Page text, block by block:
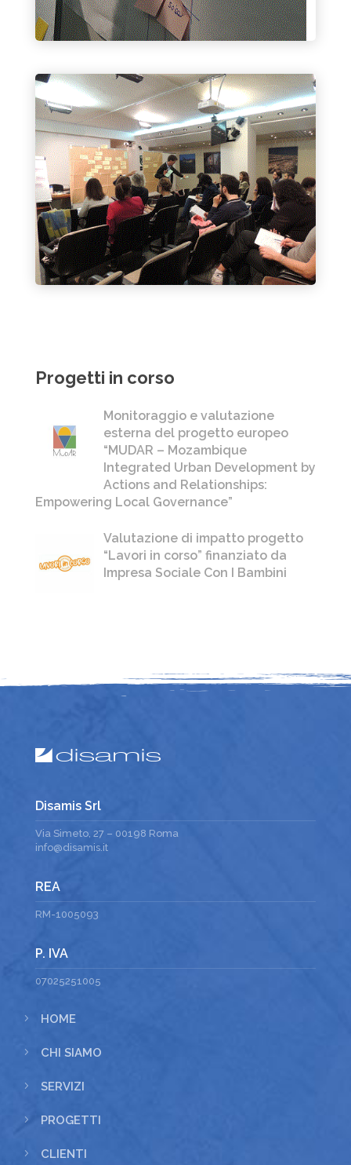
Progetti in corso
Monitoraggio e valutazione
esterna del progetto europeo
“MUDAR – Mozambique
Integrated Urban Development by
Actions and Relationships:
Empowering Local Governance”
Valutazione di impatto progetto
“Lavori in corso” finanziato da
Impresa Sociale Con I Bambini
Disamis Srl
Via Simeto, 27 – 00198 Roma
info@disamis.it
REA
RM-1005093
P. IVA
07025251005
5 HOME
5 CHI SIAMO
5 SERVIZI
5 PROGETTI
5 CLIENTI